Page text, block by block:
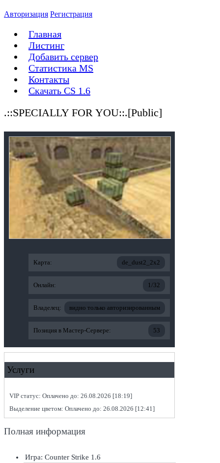
Авторизация Регистрация
Главная
Листинг
Добавить сервер
Статистика MS
Контакты
Скачать CS 1.6
.::SPECIALLY FOR YOU::.[Public]
Карта: de_dust2_2x2
Онлайн: 1/32
Владелец: видно только авторизированным
Позиция в Мастер-Сервере: 53
Услуги
VIP статус: Оплачено до: 26.08.2026 [18:19]
Выделение цветом: Оплачено до: 26.08.2026 [12:41]
Полная информация
Игра: Counter Strike 1.6